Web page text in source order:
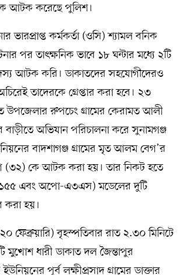
আটক করেছে পুলিশ।
ভারপ্রাপ্ত কর্মকর্তা (ওসি) শ্যামল বনিক
পর তাৎক্ষনিক ভাবে ১৮ ঘন্টার মধ্যে ২টি
আটক করি। ডাকাতদের সহযোগীদেরও
তাদেরকে গ্রেপ্তার করা হবে। ২৩
উপজেলার রুপচেং গ্রামের কেরামত আলী
অভিযান পরিচালনা করে সুনামগঞ্জ
বাদশাগঞ্জ গ্রামের মৃত আলম বেগ’র
কে আটক করা হয়। তার নিকট হতে
১৫৫ এবং অপো-এ৩এস) মডেলের দুটি
করা হয়।
ফেব্রুয়ারি) বৃহস্পতিবার রাত ২.৩০ মিনিটে
ধারী ডাকাত দল জৈন্তাপুর
পূর্ব লক্ষীপ্রসাদ গ্রামের ডাক্তার